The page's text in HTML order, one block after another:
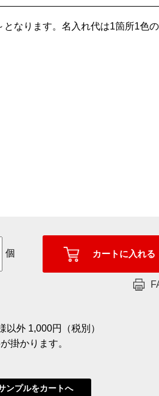
となります。名入れ代は1箇所1色
個
外 1,000円（税別）
掛かります。